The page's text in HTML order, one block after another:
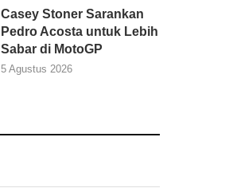
Casey Stoner Sarankan
Pedro Acosta untuk Lebih
Sabar di MotoGP
5 Agustus 2026